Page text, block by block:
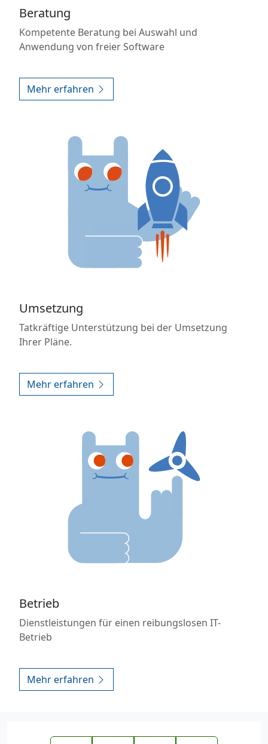
Beratung
Kompetente Beratung bei Auswahl und
Anwendung von freier Software
Mehr erfahren
Umsetzung
Tatkräftige Unterstützung bei der Umsetzung
Ihrer Pläne.
Mehr erfahren
Betrieb
Dienstleistungen für einen reibungslosen IT-
Betrieb
Mehr erfahren